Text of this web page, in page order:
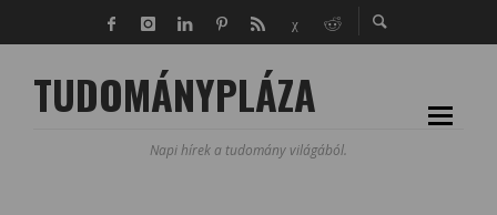
TUDOMÁNYPLÁZA
Napi hírek a tudomány világából.